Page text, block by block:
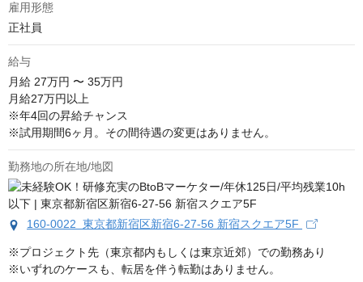
雇用形態
正社員
給与
月給 27万円 〜 35万円
月給27万円以上
※年4回の昇給チャンス
※試用期間6ヶ月。その間待遇の変更はありません。
勤務地の所在地/地図
160-0022 東京都新宿区新宿6-27-56 新宿スクエア5F
※プロジェクト先（東京都内もしくは東京近郊）での勤務あり
※いずれのケースも、転居を伴う転勤はありません。